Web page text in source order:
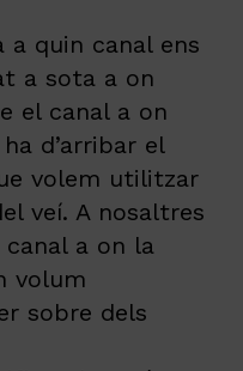
a quin canal ens
a sota a on
el canal a on
d’arribar el
volem utilitzar
veí. A nosaltres
a on la
volum
sobre dels